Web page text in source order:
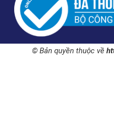
© Bản quyền thuộc về